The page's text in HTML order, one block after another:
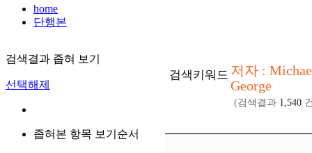
home
단행본
검색결과 좁혀 보기
선택해제
좁혀본 항목 보기순서
검색키워드 저자 :
George
(검색결과 1,540